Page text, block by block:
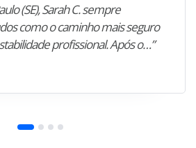
(SE), Sarah C. sempre
como o caminho mais seguro
profissional. Após o…”